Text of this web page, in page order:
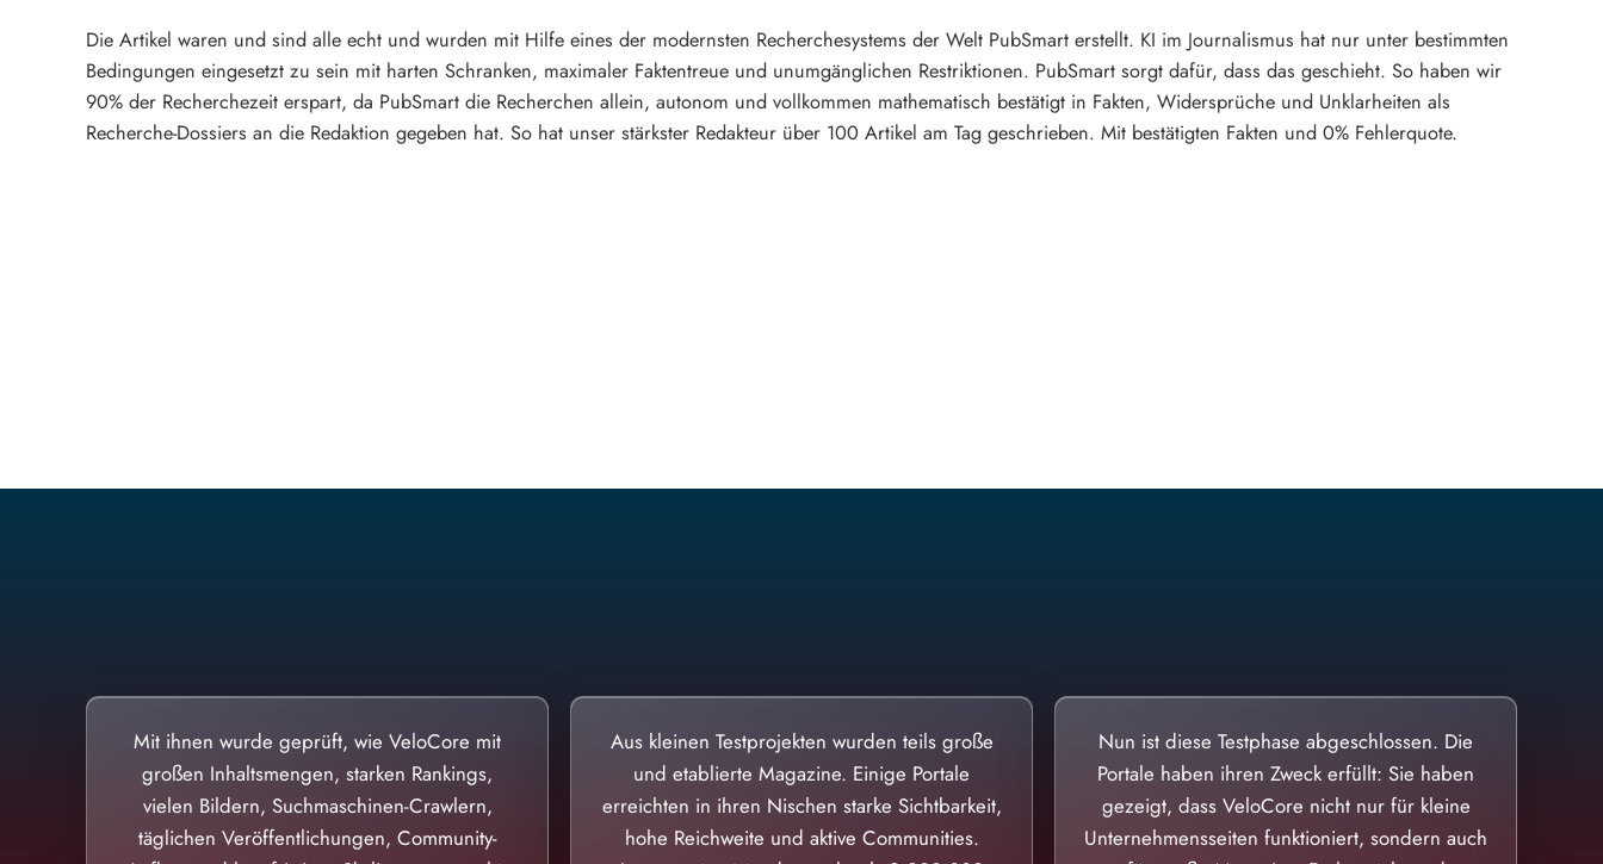
Die Artikel waren und sind alle echt und wurden mit Hilfe eines der modernsten Recherchesystems der Welt PubSmart erstellt. KI im Journalismus hat nur unter bestimmten
Bedingungen eingesetzt zu sein mit harten Schranken, maximaler Faktentreue und unumgänglichen Restriktionen. PubSmart sorgt dafür, dass das geschieht. So haben wir
90% der Recherchezeit erspart, da PubSmart die Recherchen allein, autonom und vollkommen mathematisch bestätigt in Fakten, Widersprüche und Unklarheiten als
Recherche-Dossiers an die Redaktion gegeben hat. So hat unser stärkster Redakteur über 100 Artikel am Tag geschrieben. Mit bestätigten Fakten und 0% Fehlerquote.
Mit ihnen wurde geprüft, wie VeloCore mit
großen Inhaltsmengen, starken Rankings,
vielen Bildern, Suchmaschinen-Crawlern,
täglichen Veröffentlichungen, Community-
Aus kleinen Testprojekten wurden teils große
und etablierte Magazine. Einige Portale
erreichten in ihren Nischen starke Sichtbarkeit,
hohe Reichweite und aktive Communities.
Nun ist diese Testphase abgeschlossen. Die
Portale haben ihren Zweck erfüllt: Sie haben
gezeigt, dass VeloCore nicht nur für kleine
Unternehmensseiten funktioniert, sondern auch